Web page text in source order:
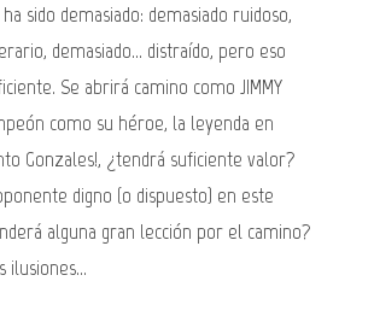
sido demasiado: demasiado ruidoso,
demasiado... distraído, pero eso
Se abrirá camino como JIMMY
como su héroe, la leyenda en
Gonzales!, ¿tendrá suficiente valor?
digno (o dispuesto) en este
alguna gran lección por el camino?
ilusiones...